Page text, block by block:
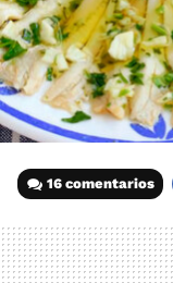
16 comentarios